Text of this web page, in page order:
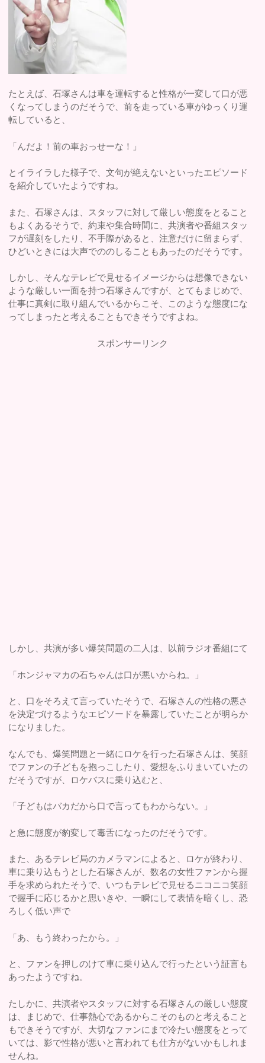
たとえば、石塚さんは車を運転すると性格が一変して口が悪
くなってしまうのだそうで、前を走っている車がゆっくり運
転していると、
「んだよ！前の車おっせーな！」
とイライラした様子で、文句が絶えないといったエピソード
を紹介していたようですね。
また、石塚さんは、スタッフに対して厳しい態度をとること
もよくあるそうで、約束や集合時間に、共演者や番組スタッ
フが遅刻をしたり、不手際があると、注意だけに留まらず、
ひどいときには大声でののしることもあったのだそうです。
しかし、そんなテレビで見せるイメージからは想像できない
ような厳しい一面を持つ石塚さんですが、とてもまじめで、
仕事に真剣に取り組んでいるからこそ、このような態度にな
ってしまったと考えることもできそうですよね。
スポンサーリンク
しかし、共演が多い爆笑問題の二人は、以前ラジオ番組にて
「ホンジャマカの石ちゃんは口が悪いからね。」
と、口をそろえて言っていたそうで、石塚さんの性格の悪さ
を決定づけるようなエピソードを暴露していたことが明らか
になりました。
なんでも、爆笑問題と一緒にロケを行った石塚さんは、笑顔
でファンの子どもを抱っこしたり、愛想をふりまいていたの
だそうですが、ロケバスに乗り込むと、
「子どもはバカだから口で言ってもわからない。」
と急に態度が豹変して毒舌になったのだそうです。
また、あるテレビ局のカメラマンによると、ロケが終わり、
車に乗り込もうとした石塚さんが、数名の女性ファンから握
手を求められたそうで、いつもテレビで見せるニコニコ笑顔
で握手に応じるかと思いきや、一瞬にして表情を暗くし、恐
ろしく低い声で
「あ、もう終わったから。」
と、ファンを押しのけて車に乗り込んで行ったという証言も
あったようですね。
たしかに、共演者やスタッフに対する石塚さんの厳しい態度
は、まじめで、仕事熱心であるからこそのものと考えること
もできそうですが、大切なファンにまで冷たい態度をとって
いては、影で性格が悪いと言われても仕方がないかもしれま
せんね。